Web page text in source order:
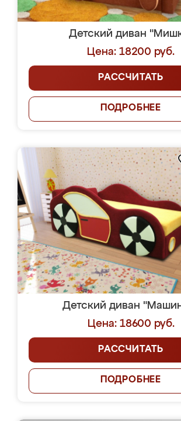
Детский диван
Цена: 18200 руб.
РАССЧИТАТЬ
ПОДРОБНЕЕ
Детский диван
Цена: 18600 руб.
РАССЧИТАТЬ
ПОДРОБНЕЕ